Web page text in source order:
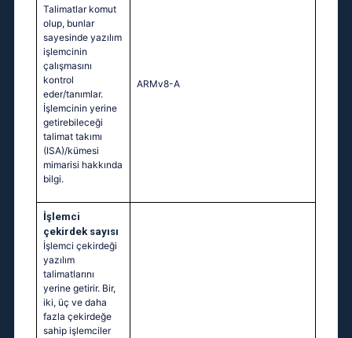
Talimatlar komut
olup, bunlar
sayesinde yazılım
işlemcinin
çalışmasını
kontrol
eder/tanımlar.
İşlemcinin yerine
getirebileceği
talimat takımı
(ISA)/kümesi
mimarisi hakkında
bilgi.
ARMv8-A
İşlemci
çekirdek sayısı
İşlemci çekirdeği
yazılım
talimatlarını
yerine getirir. Bir,
iki, üç ve daha
fazla çekirdeğe
sahip işlemciler